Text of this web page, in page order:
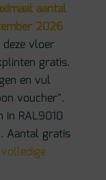
aantal
2026
vloer
gratis.
en vul
voucher".
in RAL9010
Aantal gratis